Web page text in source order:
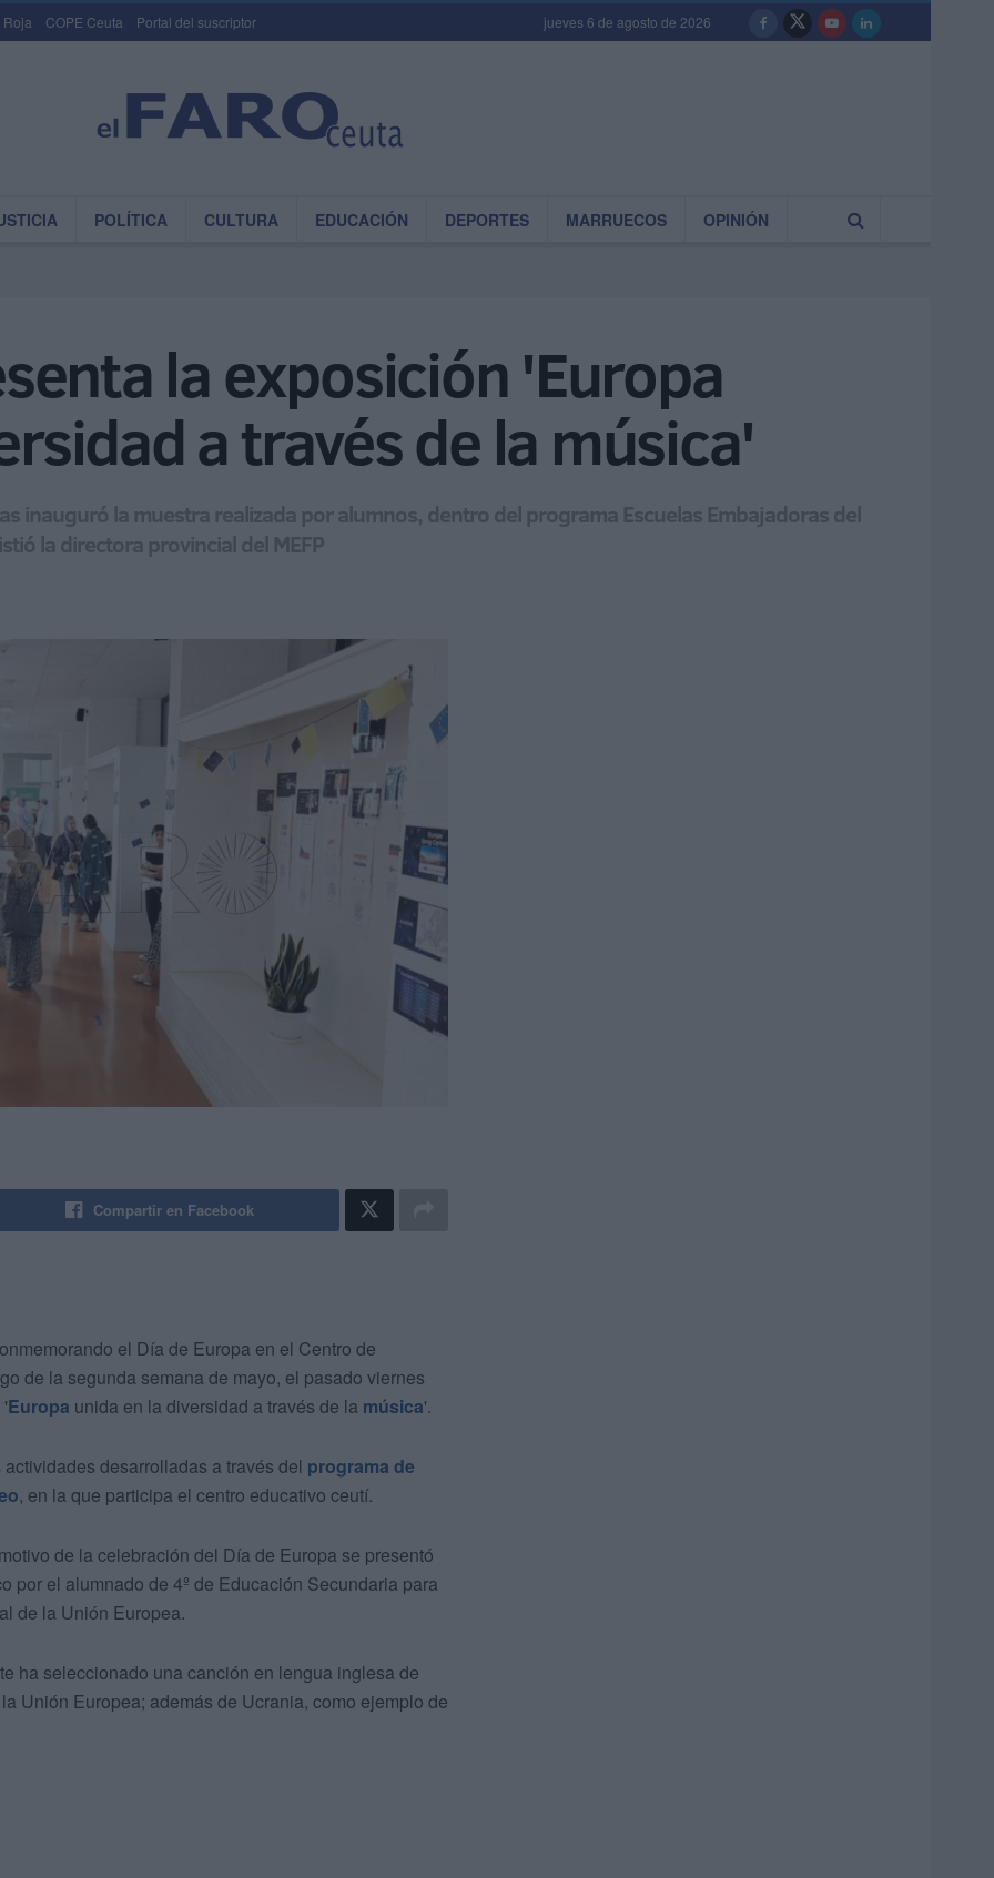
Roja COPE Ceuta Portal del suscriptor jueves 6 de agosto de 2026
POLÍTICA CULTURA EDUCACIÓN DEPORTES MARRUECOS OPINIÓN
la exposición 'Europa
a través de la música'
inauguró la muestra realizada por alumnos, dentro del programa Escuelas Embajadoras del
la directora provincial del MEFP
Compartir en Facebook
el Día de Europa en el Centro de
de la segunda semana de mayo, el pasado viernes
'Europa unida en la diversidad a través de la música'.
desarrolladas a través del programa de
, en la que participa el centro educativo ceutí.
de la celebración del Día de Europa se presentó
por el alumnado de 4º de Educación Secundaria para
de la Unión Europea.
ha seleccionado una canción en lengua inglesa de
Unión Europea; además de Ucrania, como ejemplo de